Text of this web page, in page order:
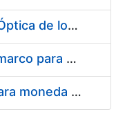
Conexión mediante Fibra Óptica de los Centros de Proceso de Datos (CPDs) de las sedes de la FNMT-RCM de Burgos y Madrid
Contratación de acuerdo marco para el Suministro de Material de Electricidad para la Fábrica Nacional de Moneda y Timbre-Real Casa de la Moneda en su centro de trabajo de Burgos
Suministro de estuches para moneda de 30 €